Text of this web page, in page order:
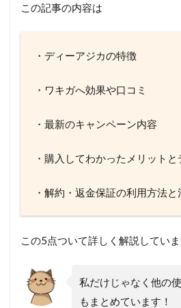
この記事の内容は
・ディーアジカの特徴
・ワキガへ効果や口コミ
・最新のキャンペーン内容
・購入してわかったメリットと
・解約・返金保証の利用方法
この5点ついて詳しく解説していま
私だけじゃなく他の
もまとめています！